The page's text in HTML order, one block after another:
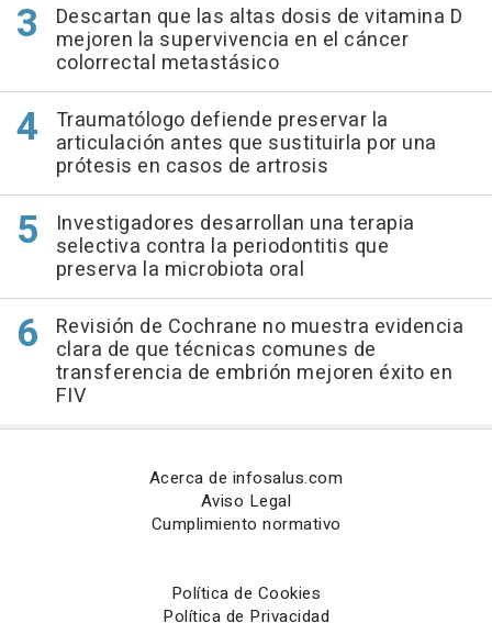
Descartan que las altas dosis de vitamina D
mejoren la supervivencia en el cáncer
colorrectal metastásico
Traumatólogo defiende preservar la
articulación antes que sustituirla por una
prótesis en casos de artrosis
Investigadores desarrollan una terapia
selectiva contra la periodontitis que
preserva la microbiota oral
Revisión de Cochrane no muestra evidencia
clara de que técnicas comunes de
transferencia de embrión mejoren éxito en
FIV
Acerca de infosalus.com
Aviso Legal
Cumplimiento normativo
Política de Cookies
Política de Privacidad